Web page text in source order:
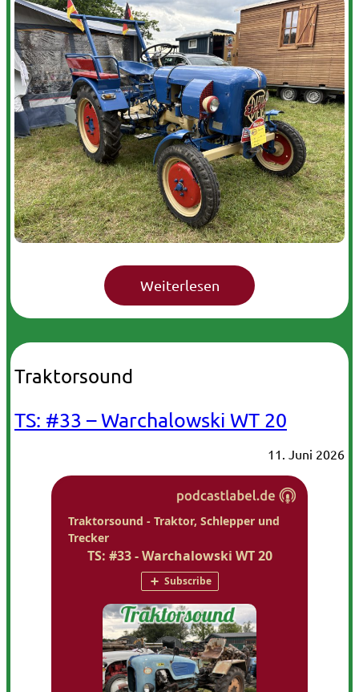
Traktorsound
TS: #33 – Warchalowski WT 20
11. Juni 2026